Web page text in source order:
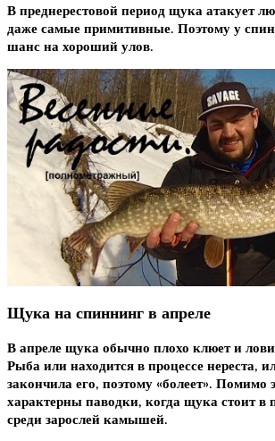
В преднерестовой период щука атакует
даже самые примитивные. Поэтому у
шанс на хороший улов.
Щука на спиннинг в апреле
В апреле щука обычно плохо клюет и
Рыба или находится в процессе нереста,
закончила его, поэтому «болеет». Помимо
характерны паводки, когда щука стоит в
среди зарослей камышей.